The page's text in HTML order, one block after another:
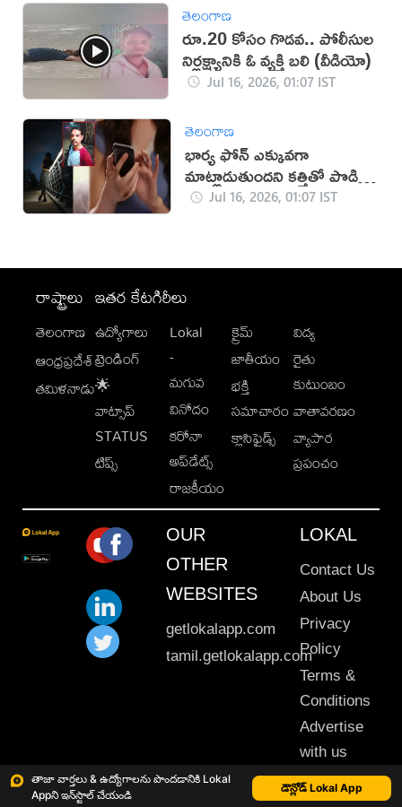
తాజా వార్తలు & ఉద్యోగాలను పొందడానికి Lokal
Appని ఇన్‌స్టాల్ చేయండి
డౌన్లోడ్ Lokal App
తెలంగాణ
రూ.20 కోసం గొడవ.. పోలీసుల
నిర్లక్ష్యానికి ఓ వ్యక్తి బలి (వీడియో)
Jul 16, 2026, 01:07 IST
తెలంగాణ
భార్య ఫోన్‌ ఎక్కువగా
మాట్లాడుతుందని కత్తితో పొడిచి
చంపిన భర్త!
Jul 16, 2026, 01:07 IST
రాష్ట్రాలు
తెలంగాణ
ఆంధ్రప్రదేశ్
తమిళనాడు
ఇతర కేటగిరీలు
ఉద్యోగాలు
ట్రెండింగ్
🌟
వాట్సాప్
STATUS
టిప్స్
Lokal
-
మగువ
వినోదం
కరోనా
అప్‌డేట్స్
రాజకీయం
క్రైమ్
జాతీయం
భక్తి
సమాచారం
క్లాసిఫైడ్స్
విద్య
రైతు
కుటుంబం
వాతావరణం
వ్యాపార
ప్రపంచం
OUR
OTHER
WEBSITES
getlokalapp.com
tamil.getlokalapp.com
LOKAL
Contact Us
About Us
Privacy
Policy
Terms &
Conditions
Advertise
with us
Sitemap
This material may not be published, transmitted, rewritten or redistributed. © 2020 Lokal App. All rights reserved.